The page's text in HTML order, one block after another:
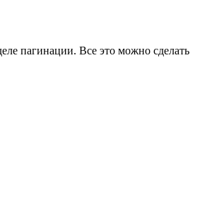
пагинации. Все это можно сделать